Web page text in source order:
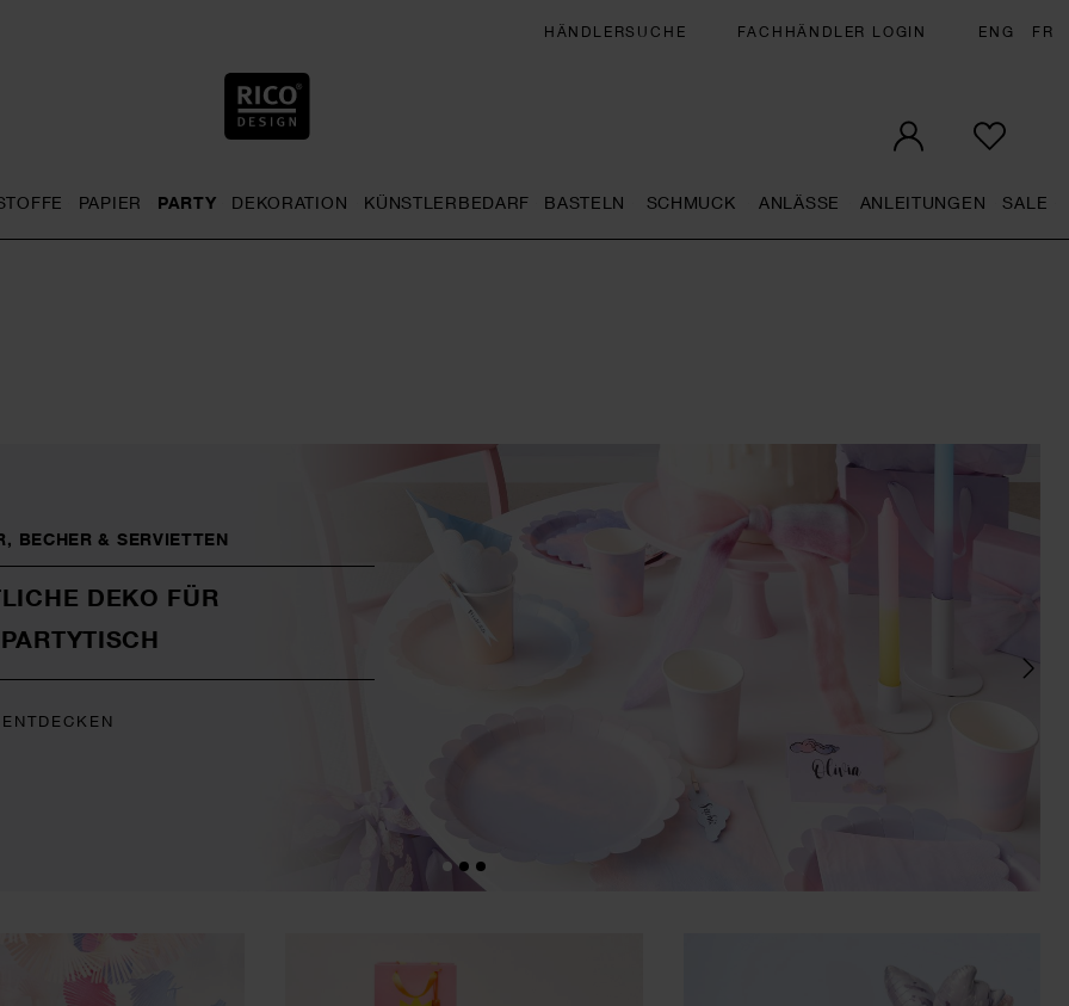
HÄNDLERSUCHE FACHHÄNDLER LOGIN ENG FR
PAPIER PARTY DEKORATION KÜNSTLERBEDARF BASTELN SCHMUCK ANLÄSSE ANLEITUNGEN SALE
BECHER & SERVIETTEN
DEKO FÜR